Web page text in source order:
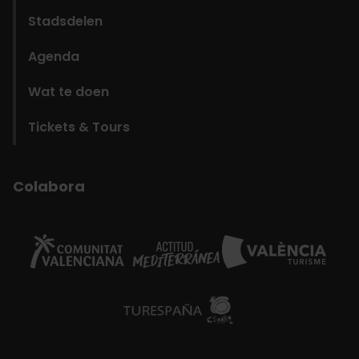
Stadsdelen
Agenda
Wat te doen
Tickets & Tours
Colabora